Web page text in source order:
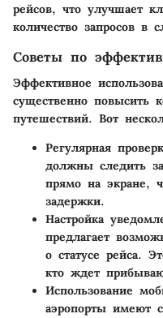
рейсов, что улучшает
количество запросов в
Советы по
Эффективное
существенно повысить
путешествий. Вот
Регулярная
должны следить
прямо на экране,
задержки.
Настройка
предлагает
о статусе рейса.
кто ждет
Использование
аэропорты имеют